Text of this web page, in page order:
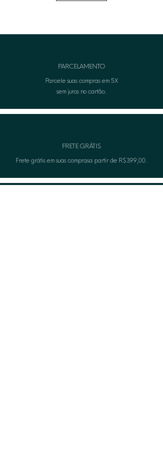
PARCELAMENTO
Parcele suas compras em 5X
sem juros no cartão.
FRETE GRÁTIS
Frete grátis em suas comprasa partir de R$399,00.